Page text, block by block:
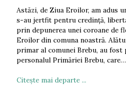
Astăzi, de Ziua Eroilor, am adus
s-au jertfit pentru credință,
prin depunerea unei coroane de
Eroilor din comuna noastră.
primar al comunei Brebu, au
personalul Primăriei Brebu, care…
Citeşte mai departe ...